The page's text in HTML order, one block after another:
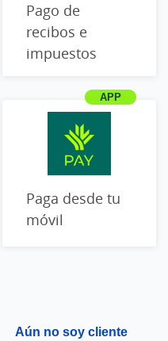
Pago de
recibos e
impuestos
Paga desde tu
móvil
Aún no soy cliente